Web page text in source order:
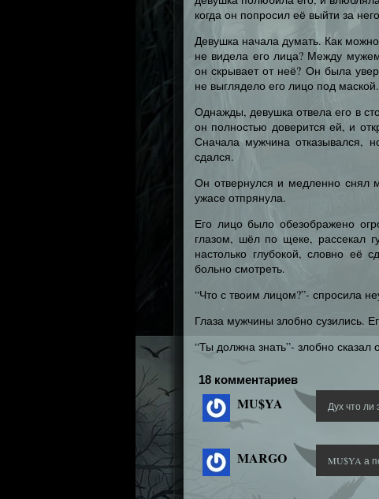
когда он попросил её выйти за
Девушка начала думать. Как
не видела его лица? Между
он скрывает от неё? Он была
не выглядело его лицо под маской.
Однажды, девушка отвела его в
он полностью доверится ей, и
Сначала мужчина отказывался,
сдался.
Он отвернулся и медленно снял
ужасе отпрянула.
Его лицо было обезображено
глазом, шёл по щеке, рассекал
настолько глубокой, словно
больно смотреть.
“Что с твоим лицом?”- спросила
Глаза мужчины злобно сузились.
“Ты должна знать”- злобно сказал
18 комментариев
MU$YA Дух что ли
MARGO MU$YA а